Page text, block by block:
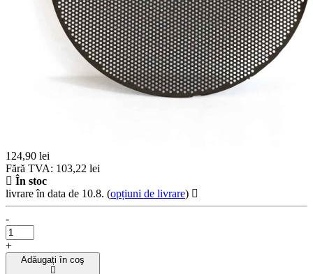
124,90 lei
Fără TVA: 103,22 lei
În stoc
livrare în data de 10.8. (opțiuni de livrare)
-
+
Adăugați în coş